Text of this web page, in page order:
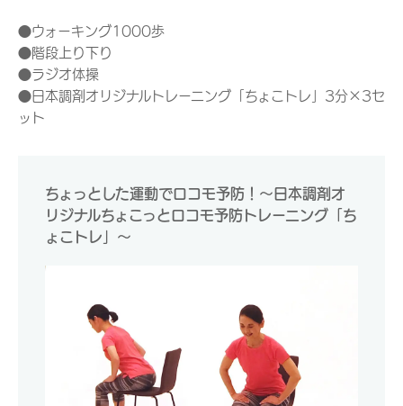
●ウォーキング1000歩
●階段上り下り
●ラジオ体操
●日本調剤オリジナルトレーニング「ちょこトレ」3分×3セ
ット
ちょっとした運動でロコモ予防！～日本調剤オ
リジナルちょこっとロコモ予防トレーニング「ち
ょこトレ」～